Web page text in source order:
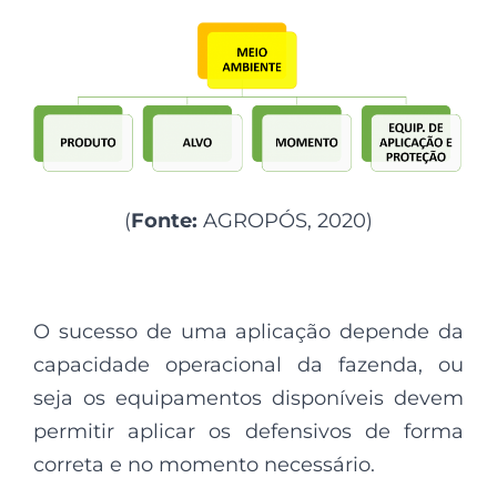
(Fonte: AGROPÓS, 2020)
O sucesso de uma aplicação depende da
capacidade operacional da fazenda, ou
seja os equipamentos disponíveis devem
permitir aplicar os defensivos de forma
correta e no momento necessário.